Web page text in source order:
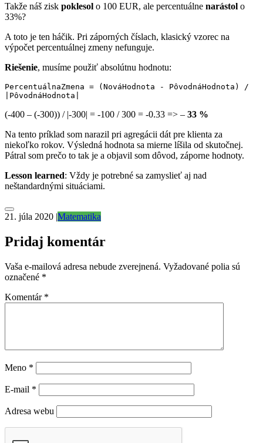
Takže náš zisk poklesol o 100 EUR, ale percentuálne narástol o
33%?
A toto je ten háčik. Pri záporných číslach, klasický vzorec na
výpočet percentuálnej zmeny nefunguje.
Riešenie, musíme použiť absolútnu hodnotu:
PercentuálnaZmena = (NováHodnota - PôvodnáHodnota) /
|PôvodnáHodnota|
(-400 – (-300)) / |-300| = -100 / 300 = -0.33 => – 33 %
Na tento príklad som narazil pri agregácii dát pre klienta za
niekoľko rokov. Výsledná hodnota sa mierne líšila od skutočnej.
Pátral som prečo to tak je a objavil som dôvod, záporne hodnoty.
Lesson learned: Vždy je potrebné sa zamyslieť aj nad
neštandardnými situáciami.
21. júla 2020 |Matematika
Pridaj komentár
Vaša e-mailová adresa nebude zverejnená. Vyžadované polia sú
označené *
Komentár *
Meno *
E-mail *
Adresa webu